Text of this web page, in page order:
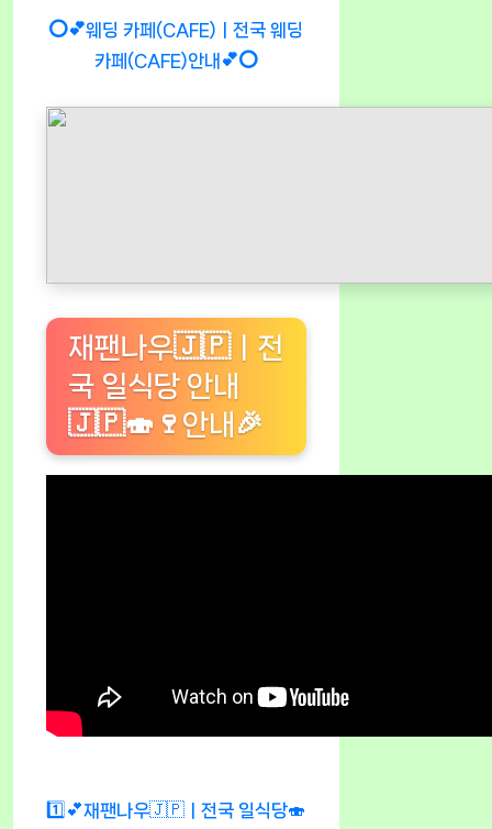
⭕💕웨딩 카페(CAFE)ㅣ전국 웨딩
카페(CAFE)안내💕⭕
재팬나우🇯🇵ㅣ전
국 일식당 안내
🇯🇵🍣🍷안내🎉
1️⃣💕재팬나우🇯🇵ㅣ전국 일식당🍣